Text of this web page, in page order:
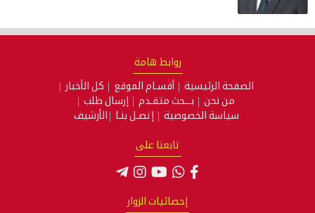
روابط هامة
الصفحة الرئيسية أقسـام الموقع
كل الأخبار
بـــحث متقـدم
إرسال طلب
سياسة الخصوصية
إتصـل بنـا الأرشيف
تابعنا على
إحصائيات الزوار